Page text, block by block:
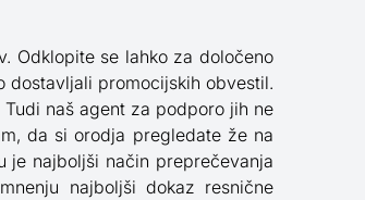
Odklopite se lahko za določeno
dostavljali promocijskih obvestil.
naš agent za podporo jih ne
da si orodja pregledate že na
je najboljši način preprečevanja
najboljši dokaz resnične